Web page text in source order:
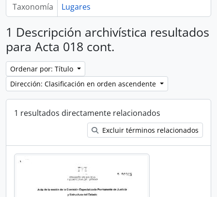
Taxonomía Lugares
1 Descripción archivística resultados
para Acta 018 cont.
Ordenar por: Título
Dirección: Clasificación en orden ascendente
1 resultados directamente relacionados
Excluir términos relacionados